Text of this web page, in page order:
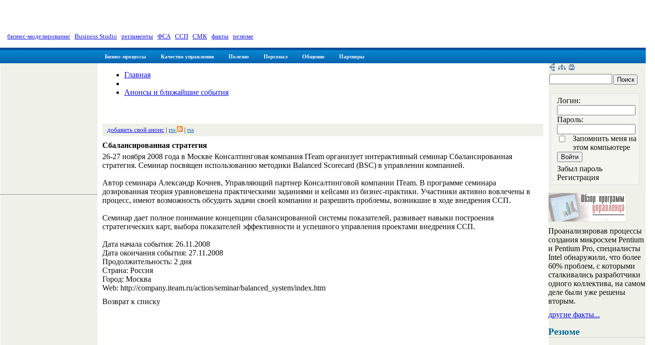
бизнес-моделирование Business Studio регламенты ФСА| ССП СМК факты резюме
Бизнес-процессы Качество управления Полезно Персонал Общение Партнеры
Главная
Анонсы и ближайшие события
добавить свой анонс | rss | rss
Сбалансированная стратегия
26-27 ноября 2008 года в Москве Консалтинговая компания ITeam организует интерактивный семинар Сбалансированная
стратегия. Семинар посвящен использованию методики Balanced Scorecard (BSC) в управлении компанией.
Автор семинара Александр Кочнев, Управляющий партнер Консалтинговой компании ITeam. В программе семинара
дозированная теория уравновешена практическими заданиями и кейсами из бизнес-практики. Участники активно вовлечены в
процесс, имеют возможность обсудить задачи своей компании и разрешить проблемы, возникшие в ходе внедрения ССП.
Семинар дает полное понимание концепции сбалансированной системы показателей, развивает навыки построения
стратегических карт, выбора показателей эффективности и успешного управления проектами внедрения ССП.
Дата начала события: 26.11.2008
Дата окончания события: 27.11.2008
Продолжительность: 2 дня
Страна: Россия
Город: Москва
Web: http://company.iteam.ru/action/seminar/balanced_system/index.htm
Возврат к списку
Логин:
Пароль:
Запомнить меня на
этом компьютере
Забыл пароль
Регистрация
Проанализировав процессы
создания микросхем Pentium
и Pentium Pro, специалисты
Intel обнаружили, что более
60% проблем, с которыми
сталкивались разработчики
одного коллектива, на самом
деле были уже решены
вторым.
другие факты...
Резюме